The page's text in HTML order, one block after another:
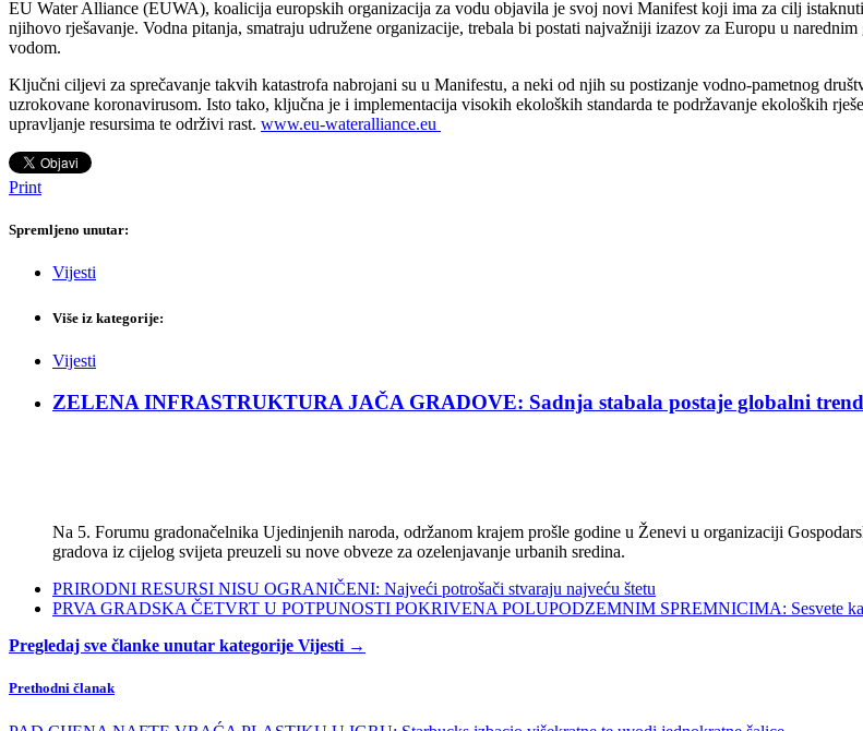
EU Water Alliance (EUWA), koalicija europskih organizacija za vodu objavila je svoj novi Manifest koji ima za cilj
njihovo rješavanje. Vodna pitanja, smatraju udružene organizacije, trebala bi postati najvažniji izazov za Europu u
vodom.
Ključni ciljevi za sprečavanje takvih katastrofa nabrojani su u Manifestu, a neki od njih su postizanje vodno-pametnog
uzrokovane koronavirusom. Isto tako, ključna je i implementacija visokih ekoloških standarda te podržavanje ekoloških
upravljanje resursima te održivi rast. www.eu-wateralliance.eu
Print
Spremljeno unutar:
Vijesti
Više iz kategorije:
Vijesti
ZELENA INFRASTRUKTURA JAČA GRADOVE: Sadnja stabala postaje globalni trend
Na 5. Forumu gradonačelnika Ujedinjenih naroda, održanom krajem prošle godine u Ženevi u organizaciji
gradova iz cijelog svijeta preuzeli su nove obveze za ozelenjavanje urbanih sredina.
PRIRODNI RESURSI NISU OGRANIČENI: Najveći potrošači stvaraju najveću štetu
PRVA GRADSKA ČETVRT U POTPUNOSTI POKRIVENA POLUPODZEMNIM SPREMNICIMA: Sesvete
Pregledaj sve članke unutar kategorije Vijesti →
Prethodni članak